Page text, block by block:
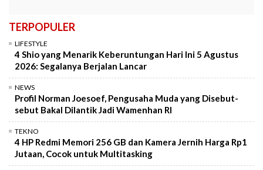
TERPOPULER
LIFESTYLE
4 Shio yang Menarik Keberuntungan Hari Ini 5 Agustus
2026: Segalanya Berjalan Lancar
NEWS
Profil Norman Joesoef, Pengusaha Muda yang Disebut-
sebut Bakal Dilantik Jadi Wamenhan RI
TEKNO
4 HP Redmi Memori 256 GB dan Kamera Jernih Harga Rp1
Jutaan, Cocok untuk Multitasking